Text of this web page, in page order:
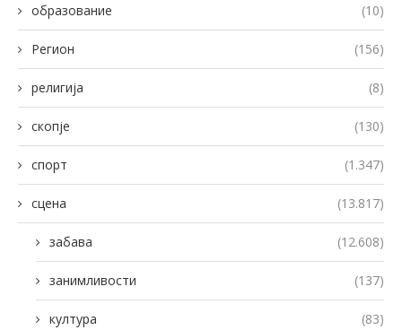
образование (10)
Регион (156)
религија (8)
скопје (130)
спорт (1.347)
сцена (13.817)
забава (12.608)
занимливости (137)
култура (83)